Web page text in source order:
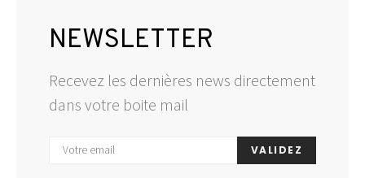
NEWSLETTER
Recevez les dernières news directement
dans votre boite mail
VALIDEZ